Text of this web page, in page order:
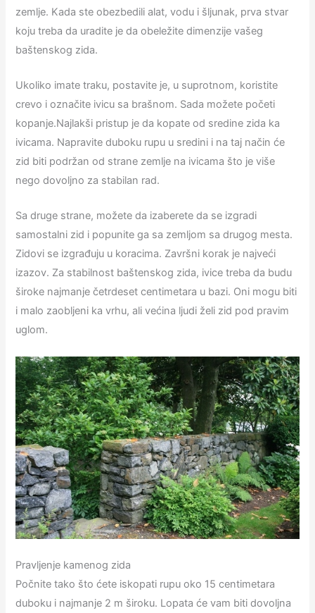
zemlje. Kada ste obezbedili alat, vodu i šljunak, prva stvar
koju treba da uradite je da obeležite dimenzije vašeg
baštenskog zida.
Ukoliko imate traku, postavite je, u suprotnom, koristite
crevo i označite ivicu sa brašnom. Sada možete početi
kopanje.Najlakši pristup je da kopate od sredine zida ka
ivicama. Napravite duboku rupu u sredini i na taj način će
zid biti podržan od strane zemlje na ivicama što je više
nego dovoljno za stabilan rad.
Sa druge strane, možete da izaberete da se izgradi
samostalni zid i popunite ga sa zemljom sa drugog mesta.
Zidovi se izgrađuju u koracima. Završni korak je najveći
izazov. Za stabilnost baštenskog zida, ivice treba da budu
široke najmanje četrdeset centimetara u bazi. Oni mogu biti
i malo zaobljeni ka vrhu, ali većina ljudi želi zid pod pravim
uglom.
Pravljenje kamenog zida
Počnite tako što ćete iskopati rupu oko 15 centimetara
duboku i najmanje 2 m široku. Lopata će vam biti dovoljna